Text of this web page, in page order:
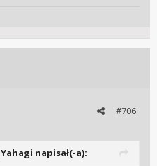
#706
Yahagi napisał(-a):